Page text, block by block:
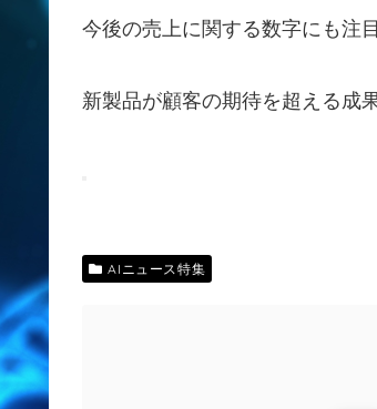
今後の売上に関する数字にも注
新製品が顧客の期待を超える成
AIニュース特集